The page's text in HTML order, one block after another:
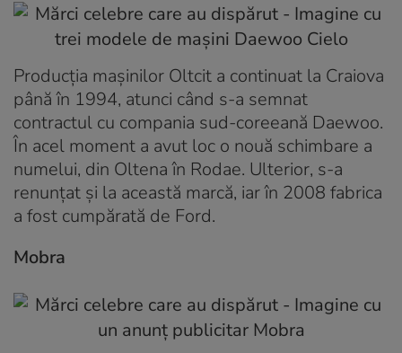
Producția mașinilor Oltcit a continuat la Craiova
până în 1994, atunci când s-a semnat
contractul cu compania sud-coreeană Daewoo.
În acel moment a avut loc o nouă schimbare a
numelui, din Oltena în Rodae. Ulterior, s-a
renunțat și la această marcă, iar în 2008 fabrica
a fost cumpărată de Ford.
Mobra